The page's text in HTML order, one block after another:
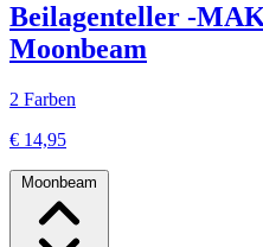
Beilagenteller -
Moonbeam
2 Farben
€ 14,95
Moonbeam